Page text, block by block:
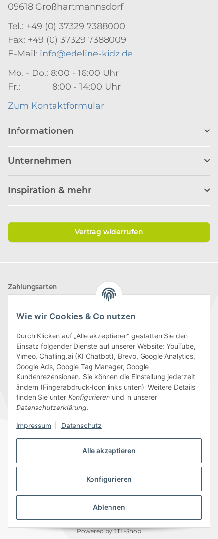
Alle akzeptieren
Konfigurieren
Ablehnen
Wie wir Cookies & Co nutzen
Durch Klicken auf „Alle akzeptieren“ gestatten Sie den
Einsatz folgender Dienste auf unserer Website: YouTube,
Vimeo, Chatling.ai (KI Chatbot), Brevo, Google Analytics,
Google Ads, Google Tag Manager, Google
Kundenrezensionen. Sie können die Einstellung jederzeit
ändern (Fingerabdruck-Icon links unten). Weitere Details
finden Sie unter Konfigurieren und in unserer
Datenschutzerklärung.
Impressum Datenschutz
09618 Großhartmannsdorf
Tel.: +49 (0) 37329 7388000
Fax: +49 (0) 37329 7388009
E-Mail: info@edeline-kidz.de
Mo. - Do.: 8:00 - 16:00 Uhr
Fr.: 8:00 - 14:00 Uhr
Zum Kontaktformular
Informationen
Unternehmen
Inspiration & mehr
Vertrag widerrufen
Zahlungsarten
Wir versenden mit
Folge uns
DatenschutzAGBSitemapImpressum
BatteriegesetzhinweiseWiderrufsrecht
Powered byJTL-Shop